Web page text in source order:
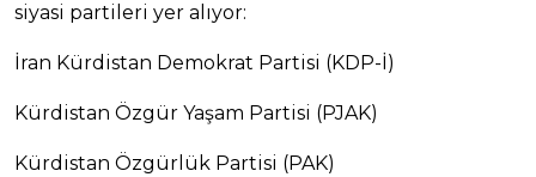
siyasi partileri yer alıyor:
İran Kürdistan Demokrat Partisi (KDP-İ)
Kürdistan Özgür Yaşam Partisi (PJAK)
Kürdistan Özgürlük Partisi (PAK)